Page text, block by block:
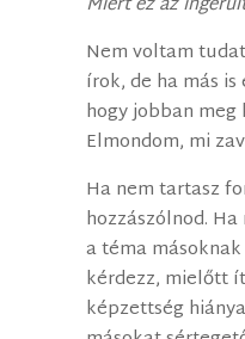
Nem voltam
írok, de ha más
hogy jobban
Elmondom, mi
Ha nem tartasz
hozzászólnod.
a téma
kérdezz, mielőtt
képzettség